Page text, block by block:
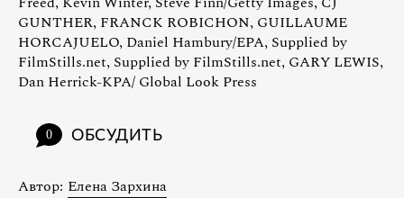
GUNTHER, FRANCK ROBICHON, GUILLAUME
HORCAJUELO, Daniel Hambury/EPA, Supplied by
FilmStills.net, Supplied by FilmStills.net, GARY LEWIS,
Dan Herrick-KPA/ Global Look Press
0 ОБСУДИТЬ
Автор: Елена Зархина